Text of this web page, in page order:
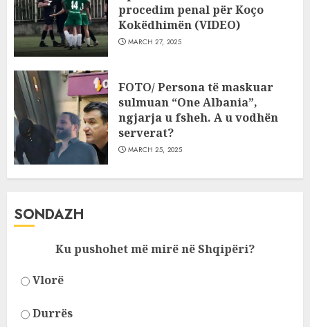
procedim penal për Koço
Kokëdhimën (VIDEO)
MARCH 27, 2025
FOTO/ Persona të maskuar
sulmuan “One Albania”,
ngjarja u fsheh. A u vodhën
serverat?
MARCH 25, 2025
SONDAZH
Ku pushohet më mirë në Shqipëri?
Vlorë
Durrës